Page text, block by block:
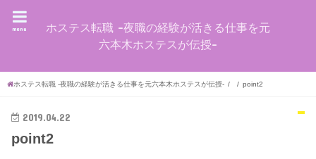
ホステス転職 -夜職の経験が活きる仕事を元
六本木ホステスが伝授-
menu
ホステス転職 -夜職の経験が活きる仕事を元六本木ホステスが伝授- point2
2019.04.22
point2